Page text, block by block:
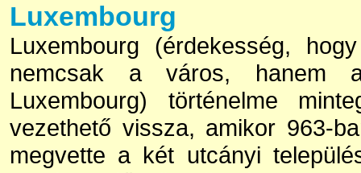
Luxembourg
Luxembourg (érdekesség,
nemcsak a város, hanem
Luxembourg) történelme
vezethető vissza, amikor 963-
megvette a két utcányi